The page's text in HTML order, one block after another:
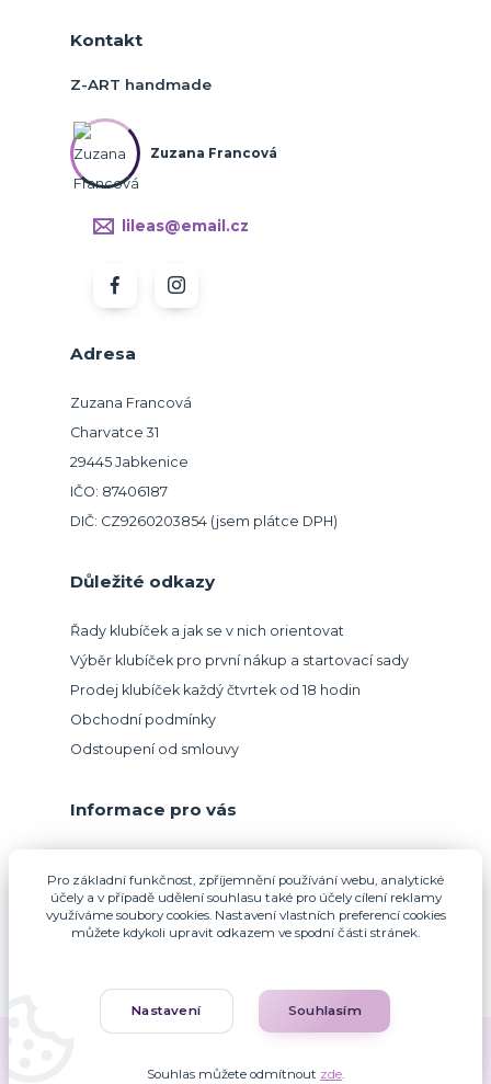
Adresa
Zuzana Francová
Charvatce 31
29445 Jabkenice
IČO: 87406187
DIČ: CZ9260203854 (jsem plátce DPH)
Důležité odkazy
Řady klubíček a jak se v nich orientovat
Výběr klubíček pro první nákup a startovací sady
Prodej klubíček každý čtvrtek od 18 hodin
Obchodní podmínky
Odstoupení od smlouvy
Informace pro vás
Kontakt
Z-ART handmade
Zuzana Francová
lileas@email.cz
Pro základní funkčnost, zpříjemnění používání webu, analytické
účely a v případě udělení souhlasu také pro účely cílení reklamy
využíváme soubory cookies. Nastavení vlastních preferencí cookies
můžete kdykoli upravit odkazem ve spodní části stránek.
Nastavení Souhlasím
Souhlas můžete odmítnout zde.